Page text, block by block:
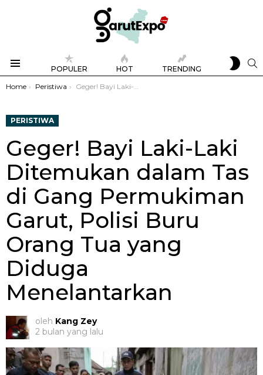
POPULER HOT TRENDING
SKIN
You are here:
Home Peristiwa Geger! Bayi Laki-Laki Ditemukan dalam Tas di Gang Permukiman Garut, Polisi Buru Orang Tua yang Diduga Menelantarkan
PERISTIWA
Geger! Bayi Laki-Laki
Ditemukan dalam Tas
di Gang Permukiman
Garut, Polisi Buru
Orang Tua yang
Diduga
Menelantarkan
oleh Kang Zey
2 bulan yang lalu